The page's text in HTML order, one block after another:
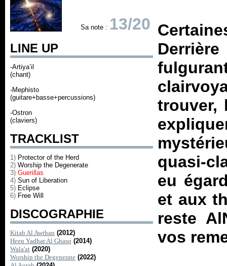
Sa note : 13/20
LINE UP
-Artiya’il
(chant)
-Mephisto
(guitare+basse+percussions)
-Ostron
(claviers)
TRACKLIST
1) Protector of the Herd
2) Worship the Degenerate
3) Guerillas
4) Sun of Liberation
5) Eclipse
6) Free Will
DISCOGRAPHIE
Kitab Al Awthan (2012)
Heen Yadhar Al Ghasq (2014)
Wala'at (2020)
Worship the Degenerate (2022)
trouver,
quasi-
eu
et aux
reste
vos